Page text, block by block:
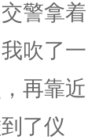
警拿着
吹了一
再靠近
了仪